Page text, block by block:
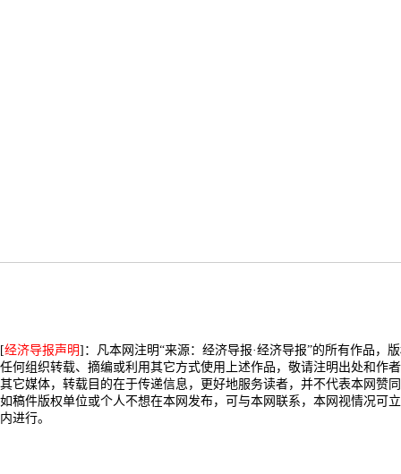
[经济导报声明]：凡本网注明“来源：经济导报·经济导报”的所有作品，
任何组织转载、摘编或利用其它方式使用上述作品，敬请注明出处和作
其它媒体，转载目的在于传递信息，更好地服务读者，并不代表本网赞
如稿件版权单位或个人不想在本网发布，可与本网联系，本网视情况可
内进行。